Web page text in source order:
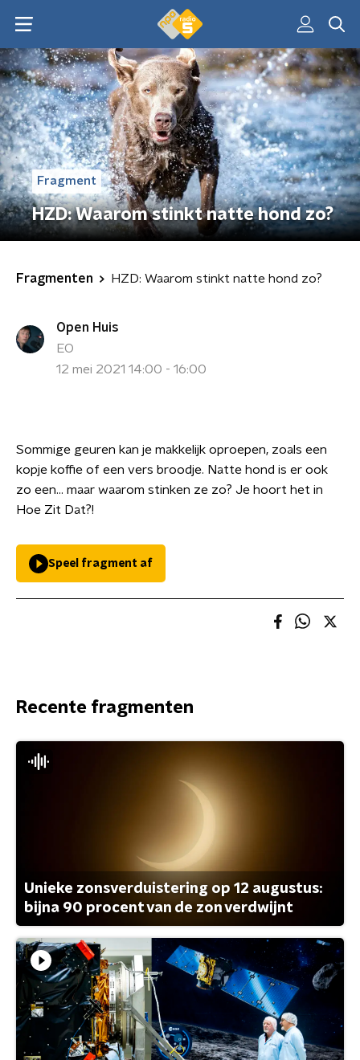
Fragment
HZD: Waarom stinkt natte hond zo?
Fragmenten HZD: Waarom stinkt natte hond zo?
Open Huis
EO
12 mei 2021 14:00 - 16:00
Sommige geuren kan je makkelijk oproepen, zoals een
kopje koffie of een vers broodje. Natte hond is er ook
zo een... maar waarom stinken ze zo? Je hoort het in
Hoe Zit Dat?!
Speel fragment af
Recente fragmenten
Unieke zonsverduistering op 12 augustus:
bijna 90 procent van de zon verdwijnt